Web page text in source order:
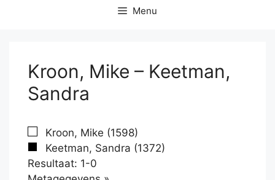
Menu
Kroon, Mike – Keetman,
Sandra
Kroon, Mike (1598)
Keetman, Sandra (1372)
Resultaat: 1-0